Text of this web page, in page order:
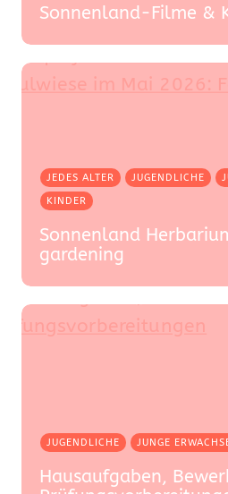
Sonnenland-Filme &
JEDES ALTER JUGENDLICHE
KINDER
Sonnenland
gardening
JUGENDLICHE JUNGE
Hausaufgaben,